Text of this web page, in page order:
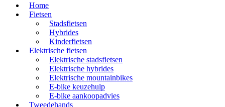
Home
Fietsen
Stadsfietsen
Hybrides
Kinderfietsen
Elektrische fietsen
Elektrische stadsfietsen
Elektrische hybrides
Elektrische mountainbikes
E-bike keuzehulp
E-bike aankoopadvies
Tweedehands